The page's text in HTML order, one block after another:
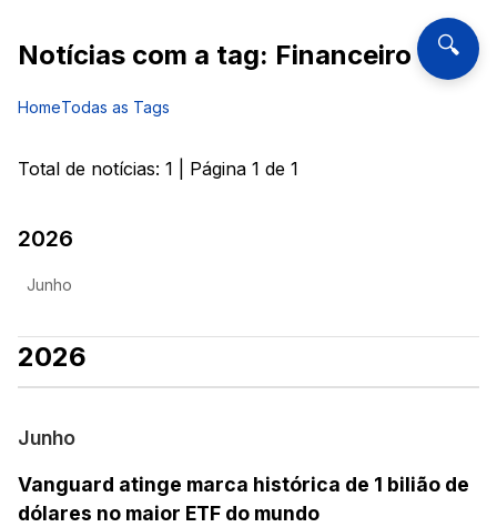
🔍
Notícias com a tag: Financeiro
HomeTodas as Tags
Total de notícias: 1 | Página 1 de 1
2026
Junho
2026
Junho
Vanguard atinge marca histórica de 1 bilião de
dólares no maior ETF do mundo